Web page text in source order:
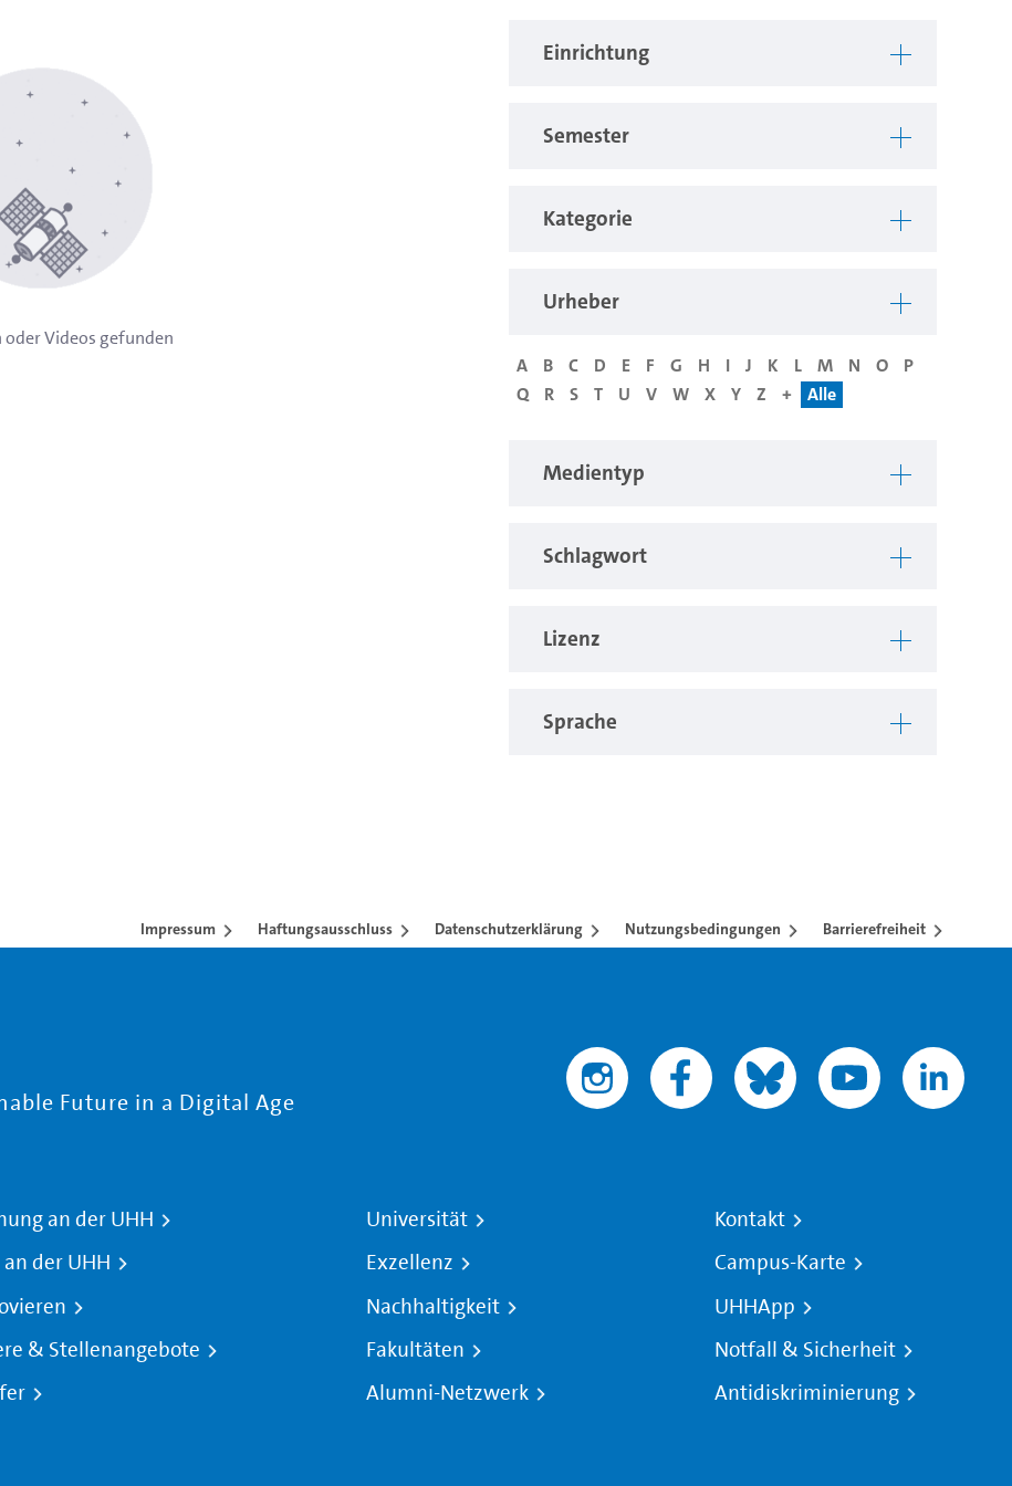
Einrichtung
Semester
Kategorie
Urheber
A B C D E F G H I J K L M N O
P
Q
R S T U V W X Y Z + Alle
Medientyp
Schlagwort
Lizenz
Sprache
oder Videos gefunden
Impressum Haftungsausschluss Datenschutzerklärung Nutzungsbedingungen Barrierefreiheit
Future in a Digital Age
an der UHH
der UHH
& Stellenangebote
Universität
Exzellenz
Nachhaltigkeit
Fakultäten
Alumni-Netzwerk
Kontakt
Campus-Karte
UHHApp
Notfall & Sicherheit
Antidiskriminierung